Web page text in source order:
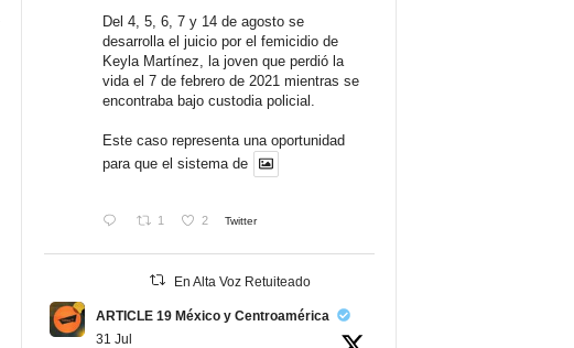
Del 4, 5, 6, 7 y 14 de agosto se
desarrolla el juicio por el femicidio de
Keyla Martínez, la joven que perdió la
vida el 7 de febrero de 2021 mientras se
encontraba bajo custodia policial.
Este caso representa una oportunidad
para que el sistema de
1 2 Twitter
En Alta Voz Retuiteado
ARTICLE 19 México y Centroamérica
31 Jul